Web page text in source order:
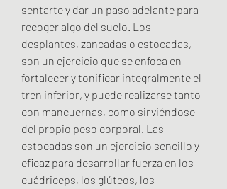
sentarte y dar un paso adelante para
recoger algo del suelo. Los
desplantes, zancadas o estocadas,
son un ejercicio que se enfoca en
fortalecer y tonificar integralmente el
tren inferior, y puede realizarse tanto
con mancuernas, como sirviéndose
del propio peso corporal. Las
estocadas son un ejercicio sencillo y
eficaz para desarrollar fuerza en los
cuádriceps, los glúteos, los